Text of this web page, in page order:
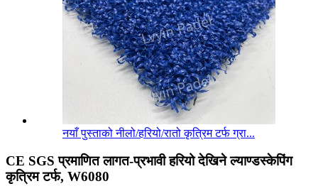
नयाँ पुस्ताको नीलो/हरियो/रातो कृत्रिम टर्फ ग्रा...
CE SGS प्रमाणित लागत-प्रभावी हरियो देखिने ल्याण्डस्केपिंग
कृत्रिम टर्फ, W6080